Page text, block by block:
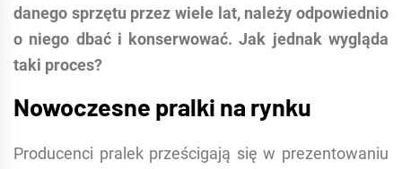
danego sprzętu przez wiele lat, należy odpowiednio
o niego dbać i konserwować. Jak jednak wygląda
taki proces?
Nowoczesne pralki na rynku
Producenci pralek prześcigają się w prezentowaniu